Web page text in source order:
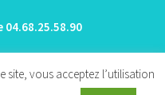
04.68.25.58.90
- Médecins-Contact
vous acceptez l’utilisation